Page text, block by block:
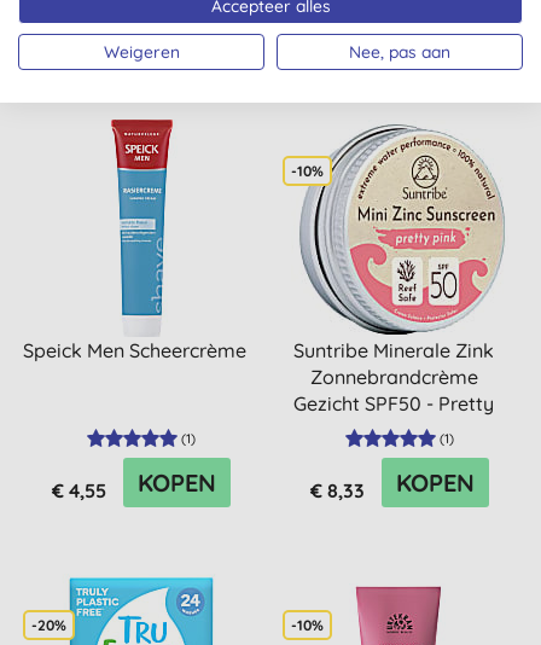
€ 6,15 KOPEN € 12,90 KOPEN
Speick Men Scheercrème
(1)
€ 4,55 KOPEN
-10%
Suntribe Minerale Zink
Zonnebrandcrème
Gezicht SPF50 - Pretty
Pink ...
(1)
€ 8,33 KOPEN
-20% -10%
Accepteer alles
Weigeren Nee, pas aan